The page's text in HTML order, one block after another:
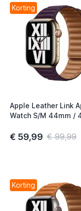
Korting
Apple Leather Link
Watch S/M 44mm /
€ 59,99 € 99,99
Korting